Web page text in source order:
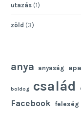
utazás (1)
zöld (3)
anya anyaság apa
boldog család
Facebook feleség